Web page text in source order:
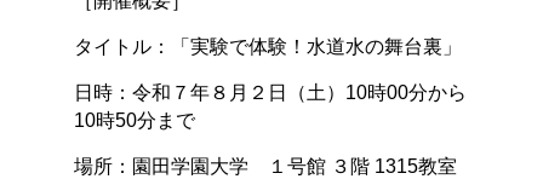
タイトル：「実験で体験！水道水の舞台裏」
日時：令和７年８月２日（土）10時00分から
10時50分まで
場所：園田学園大学 １号館 ３階 1315教室